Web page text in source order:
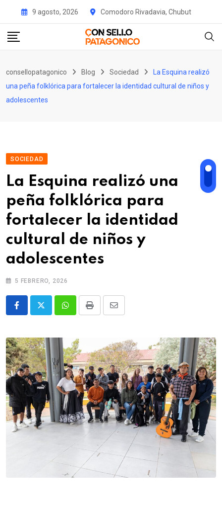
content
9 agosto, 2026 Comodoro Rivadavia, Chubut
consellopatagonico Blog Sociedad
La Esquina realizó
una peña folklórica para fortalecer la identidad cultural de niños y
adolescentes
SOCIEDAD
La Esquina realizó una
peña folklórica para
fortalecer la identidad
cultural de niños y
adolescentes
5 FEBRERO, 2026
WhatsappPrint
Share
Email